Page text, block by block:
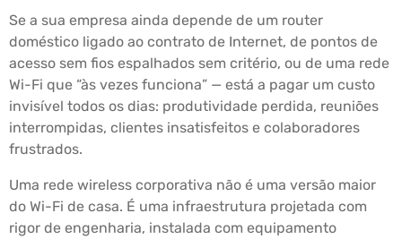
Se a sua empresa ainda depende de um router
doméstico ligado ao contrato de Internet, de pontos de
acesso sem fios espalhados sem critério, ou de uma rede
Wi-Fi que “às vezes funciona” — está a pagar um custo
invisível todos os dias: produtividade perdida, reuniões
interrompidas, clientes insatisfeitos e colaboradores
frustrados.
Uma rede wireless corporativa não é uma versão maior
do Wi-Fi de casa. É uma infraestrutura projetada com
rigor de engenharia, instalada com equipamento